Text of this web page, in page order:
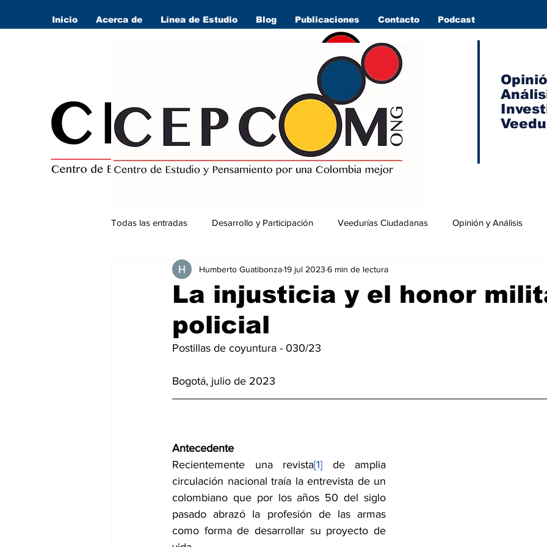
Inicio Acerca de Línea de Estudio Blog Publicaciones Contacto Podcast
Todas las entradas Desarrollo y Participación Veedurías Ciudadanas Opinión y Análisis
Seguridad Ciudadana
La injusticia y el honor
policial
Humberto Guatibonza19 jul 2023 6 min de lectura
Postillas de coyuntura - 030/23
Bogotá, julio de 2023
Antecedente
Recientemente una revista[1] de amplia
circulación nacional traía la entrevista de un
colombiano que por los años 50 del siglo
pasado abrazó la profesión de las armas
como forma de desarrollar su proyecto de